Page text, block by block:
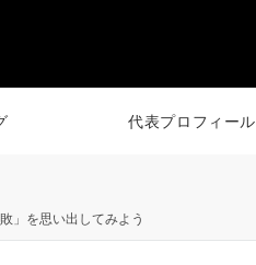
代表プロフィール
」を思い出してみよう